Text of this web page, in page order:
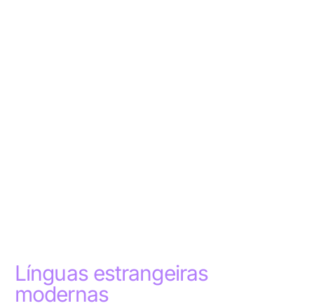
Línguas estrangeiras
modernas